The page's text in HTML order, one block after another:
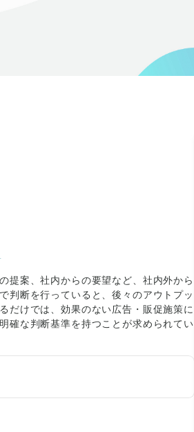
提案、社内からの要望など、社内外から
判断を行っていると、後々のアウトプッ
だけでは、効果のない広告・販促施策に
確な判断基準を持つことが求められてい